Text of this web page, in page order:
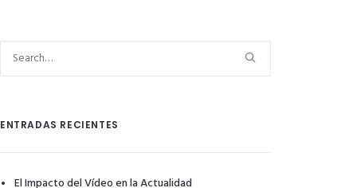
ENTRADAS RECIENTES
El Impacto del Vídeo en la Actualidad